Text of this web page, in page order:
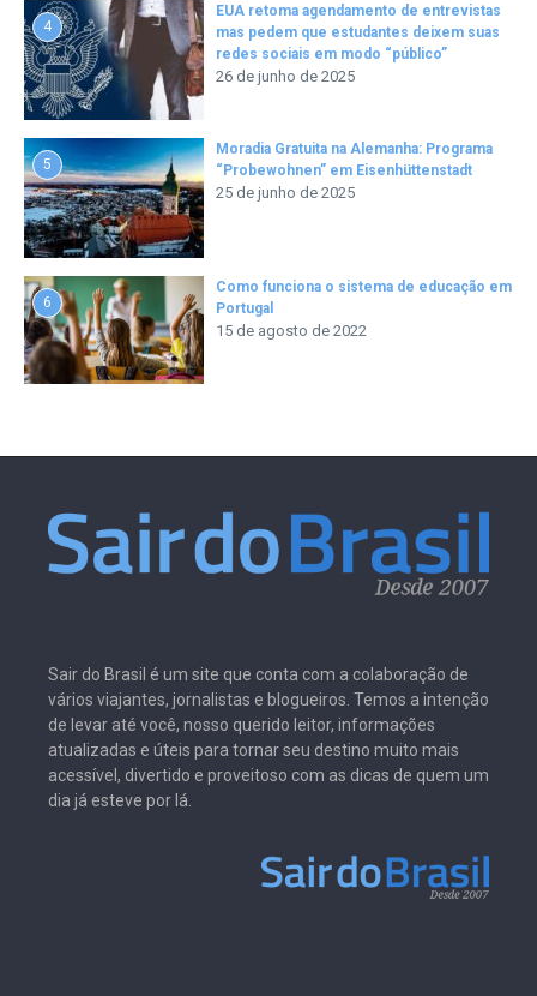
4
EUA retoma agendamento de entrevistas
mas pedem que estudantes deixem suas
redes sociais em modo “público”
26 de junho de 2025
5
Moradia Gratuita na Alemanha: Programa
“Probewohnen” em Eisenhüttenstadt
25 de junho de 2025
6
Como funciona o sistema de educação em
Portugal
15 de agosto de 2022
Sair do Brasil é um site que conta com a colaboração de
vários viajantes, jornalistas e blogueiros. Temos a intenção
de levar até você, nosso querido leitor, informações
atualizadas e úteis para tornar seu destino muito mais
acessível, divertido e proveitoso com as dicas de quem um
dia já esteve por lá.